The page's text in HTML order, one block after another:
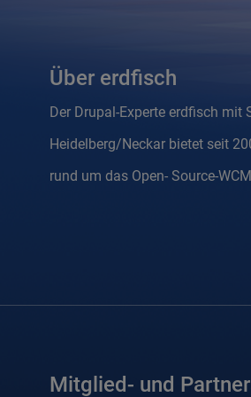
Über erdfisch
Der Drupal-Experte erdfisch mit
Heidelberg/Neckar bietet seit
rund um das Open- Source-
Mitglied- und